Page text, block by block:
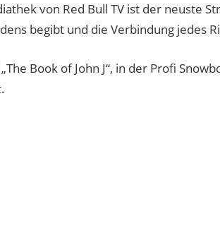
von Red Bull TV ist der neuste
begibt und die Verbindung jedes
Book of John J“, in der Profi